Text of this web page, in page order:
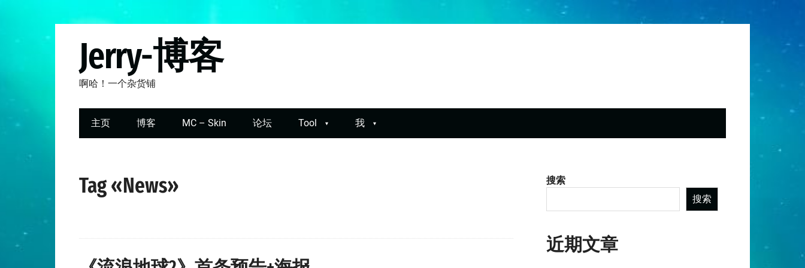
Jerry-博客
啊哈！一个杂货铺
主页 博客 MC – Skin 论坛 Tool 我
Tag «News»
搜索
搜索
近期文章